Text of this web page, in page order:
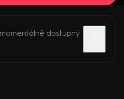
dostupný